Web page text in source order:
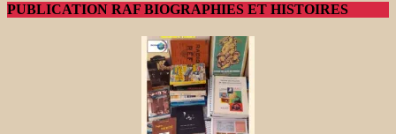
PUBLICATION RAF BIOGRAPHIES ET HISTOIRES